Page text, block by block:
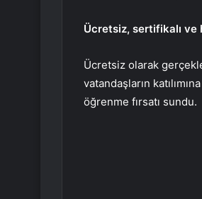
Ücretsiz, sertifikalı ve
Ücretsiz olarak
vatandaşların
öğrenme fırsatı sundu.